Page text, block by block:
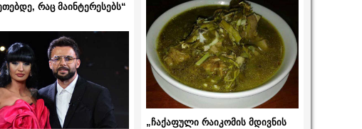
რაც მაინტერესებს“
„ჩაქაფული რაიკომის მდივნის